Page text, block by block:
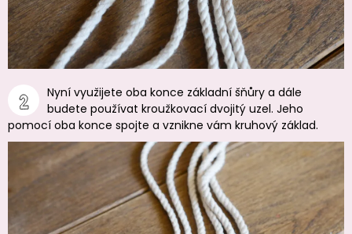
Nyní využijete oba konce základní šňůry a dále
budete používat kroužkovací dvojitý uzel. Jeho
pomocí oba konce spojte a vznikne vám kruhový základ.